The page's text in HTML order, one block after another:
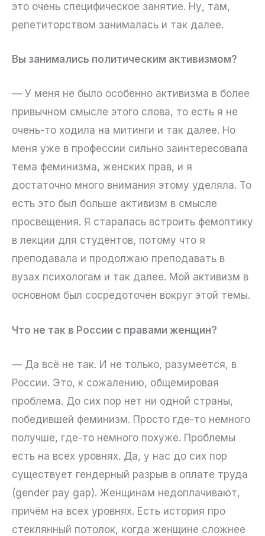
это очень специфическое занятие. Ну, там,
репетиторством занималась и так далее.
Вы занимались политическим активизмом?
— У меня не было особенно активизма в более
привычном смысле этого слова, то есть я не
очень-то ходила на митинги и так далее. Но
меня уже в профессии сильно заинтересовала
тема феминизма, женских прав, и я
достаточно много внимания этому уделяла. То
есть это был больше активизм в смысле
просвещения. Я старалась встроить фемоптику
в лекции для студентов, потому что я
преподавала и продолжаю преподавать в
вузах психологам и так далее. Мой активизм в
основном был сосредоточен вокруг этой темы.
Что не так в России с правами женщин?
— Да всё не так. И не только, разумеется, в
России. Это, к сожалению, общемировая
проблема. До сих пор нет ни одной страны,
победившей феминизм. Просто где-то немного
получше, где-то немного похуже. Проблемы
есть на всех уровнях. Да, у нас до сих пор
существует гендерный разрыв в оплате труда
(gender pay gap). Женщинам недоплачивают,
причём на всех уровнях. Есть история про
стеклянный потолок, когда женщине сложнее